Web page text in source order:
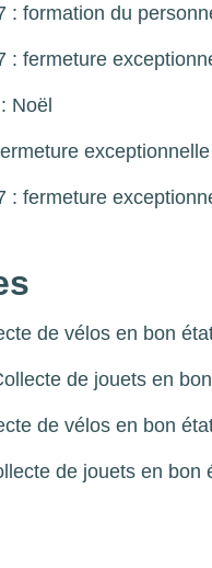
: formation du
: fermeture
Noël
exceptionnelle
: fermeture
de vélos en bon
de jouets en
de vélos en bon
de jouets en bon